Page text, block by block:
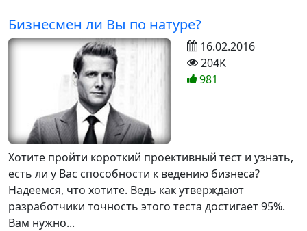
Бизнесмен ли Вы по натуре?
Хотите пройти короткий проективный тест и узнать,
есть ли у Вас способности к ведению бизнеса?
Надеемся, что хотите. Ведь как утверждают
разработчики точность этого теста достигает 95%.
Вам нужно...
16.02.2016
204K
981